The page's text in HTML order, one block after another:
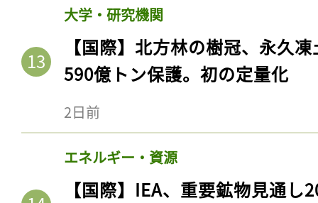
大学・研究機関
【国際】北方林の樹冠、永久
590億トン保護。初の定量化
2日前
エネルギー・資源
【国際】IEA、重要鉱物見通